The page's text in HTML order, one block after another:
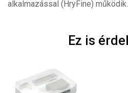
alkalmazással (HryFine)
Ez is